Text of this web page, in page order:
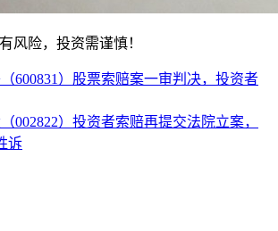
风险，投资需谨慎！
600831）股票索赔案一审判决，投资者
002822）投资者索赔再提交法院立案，
诉